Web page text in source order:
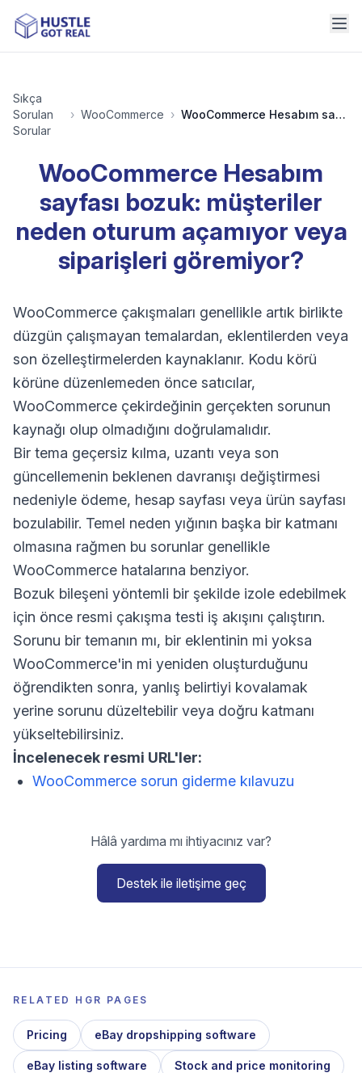
Sıkça
Sorulan
Sorular
› WooCommerce › WooCommerce Hesabım sayfası bozuk: müşteriler neden oturum açamıyor veya siparişleri göremiyor?
WooCommerce Hesabım
sayfası bozuk: müşteriler
neden oturum açamıyor veya
siparişleri göremiyor?
WooCommerce çakışmaları genellikle artık birlikte
düzgün çalışmayan temalardan, eklentilerden veya
son özelleştirmelerden kaynaklanır. Kodu körü
körüne düzenlemeden önce satıcılar,
WooCommerce çekirdeğinin gerçekten sorunun
kaynağı olup olmadığını doğrulamalıdır.
Bir tema geçersiz kılma, uzantı veya son
güncellemenin beklenen davranışı değiştirmesi
nedeniyle ödeme, hesap sayfası veya ürün sayfası
bozulabilir. Temel neden yığının başka bir katmanı
olmasına rağmen bu sorunlar genellikle
WooCommerce hatalarına benziyor.
Bozuk bileşeni yöntemli bir şekilde izole edebilmek
için önce resmi çakışma testi iş akışını çalıştırın.
Sorunu bir temanın mı, bir eklentinin mi yoksa
WooCommerce'in mi yeniden oluşturduğunu
öğrendikten sonra, yanlış belirtiyi kovalamak
yerine sorunu düzeltebilir veya doğru katmanı
yükseltebilirsiniz.
İncelenecek resmi URL'ler:
WooCommerce sorun giderme kılavuzu
Hâlâ yardıma mı ihtiyacınız var?
Destek ile iletişime geç
RELATED HGR PAGES
Pricing eBay dropshipping software
eBay listing software Stock and price monitoring